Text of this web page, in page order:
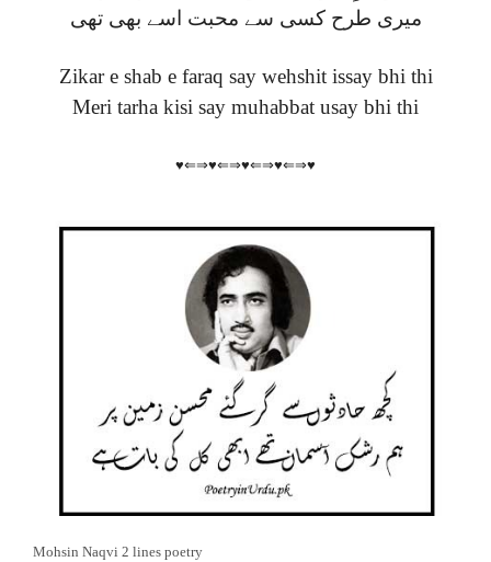
میری طرح کسی سے محبت اسے بھی تھی
Zikar e shab e faraq say wehshit issay bhi thi
Meri tarha kisi say muhabbat usay bhi thi
♥⇐⇒♥⇐⇒♥⇐⇒♥⇐⇒♥
Mohsin Naqvi 2 lines poetry